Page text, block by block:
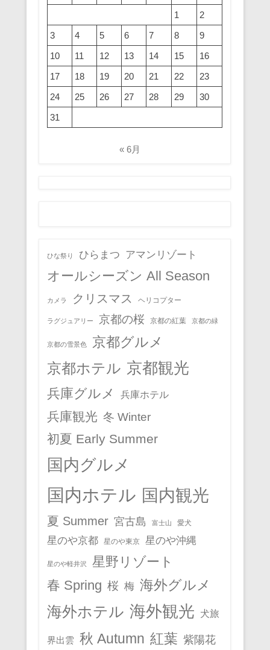
1
2
3
4 5 6 7 8
9
10
11 12 13 14 15
16
17
18 19 20 21 22
23
24
25 26 27 28 29
30
31
« 6月
ひな祭り ひらまつ アマンリゾート
オールシーズン All Season
カメラ クリスマス ヘリコプター
ラグジュアリー 京都の桜 京都の紅葉 京都の緑
京都の雪景色 京都グルメ
京都ホテル 京都観光
兵庫グルメ 兵庫ホテル
兵庫観光 冬 Winter
初夏 Early Summer
国内グルメ
国内ホテル 国内観光
夏 Summer 宮古島 富士山 愛犬
星のや京都 星のや東京 星のや沖縄
星のや軽井沢
星野リゾート
春 Spring 桜 梅 海外グルメ
海外ホテル 海外観光 犬旅
界出雲 秋 Autumn 紅葉 紫陽花